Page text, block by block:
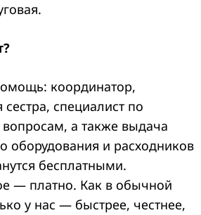
координатор,
специалист по
а также выдача
оборудования и расходников
бесплатными.
— платно. Как в обычной
у нас — быстрее, честнее,